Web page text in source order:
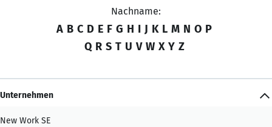
Nachname:
A B C D E F G H I J K L M N O P
Q R S T U V W X Y Z
Unternehmen
New Work SE